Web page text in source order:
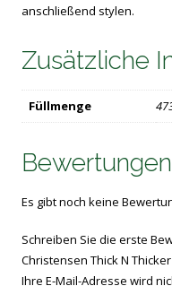
anschließend stylen.
Zusätzliche
Füllmenge
Bewertungen
Es gibt noch keine
Schreiben Sie die erste
Christensen Thick N
Ihre E-Mail-Adresse wird